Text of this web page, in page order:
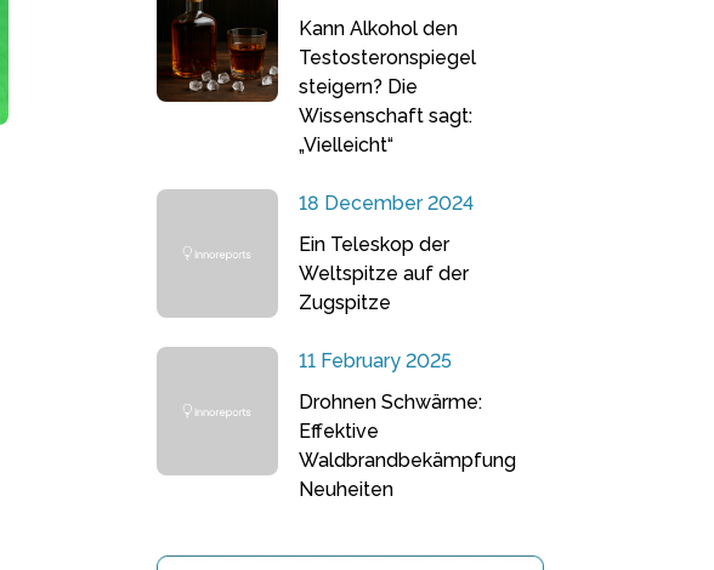
Kann Alkohol den
Testosteronspiegel
steigern? Die
Wissenschaft sagt:
„Vielleicht“
18 December 2024
Ein Teleskop der
Weltspitze auf der
Zugspitze
11 February 2025
Drohnen Schwärme:
Effektive
Waldbrandbekämpfung
Neuheiten